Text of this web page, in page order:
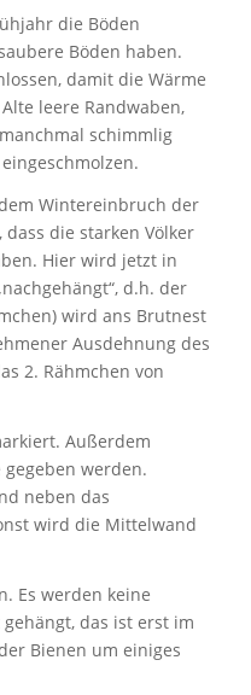
die Böden
Böden haben.
damit die Wärme
leere Randwaben,
schimmlig
Wintereinbruch der
die starken Völker
Hier wird jetzt in
d.h. der
wird ans Brutnest
Ausdehnung des
2. Rähmchen von
Außerdem
werden.
neben das
wird die Mittelwand
Es werden keine
das ist erst im
Bienen um einiges